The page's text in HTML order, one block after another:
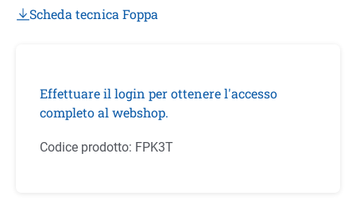
Scheda tecnica Foppa
Effettuare il login per ottenere l'accesso
completo al webshop.
Codice prodotto: FPK3T